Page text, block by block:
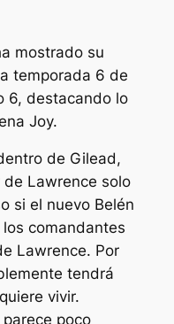
mostrado su
temporada 6 de
6, destacando lo
Joy.
de Gilead,
Lawrence solo
si el nuevo Belén
comandantes
Lawrence. Por
tendrá
vivir.
poco